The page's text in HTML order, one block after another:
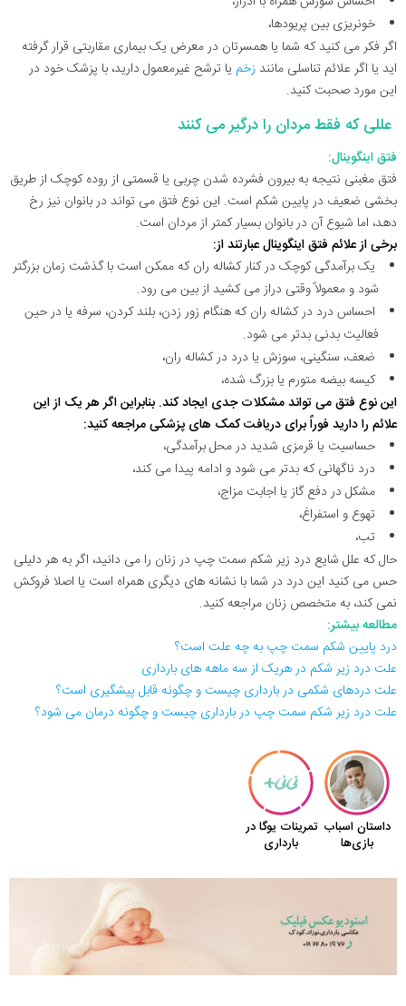
خونریزی بین پریودها،
اگر فکر می کنید که شما یا همسرتان در معرض یک بیماری مقاربتی قرار گرفته
اید یا اگر علائم تناسلی مانند زخم یا ترشح غیرمعمول دارید، با پزشک خود در
این مورد صحبت کنید.
عللی که فقط مردان را درگیر می کنند
فتق اینگوینال:
فتق مغبنی نتیجه به بیرون فشرده شدن چربی یا قسمتی از روده کوچک از طریق
بخشی ضعیف در پایین شکم است. این نوع فتق می تواند در بانوان نیز رخ
دهد، اما شیوع آن در بانوان بسیار کمتر از مردان است.
برخی از علائم فتق اینگوینال عبارتند از:
یک برآمدگی کوچک در کنار کشاله ران که ممکن است با گذشت زمان بزرگتر
شود و معمولاً وقتی دراز می کشید از بین می رود.
احساس درد در کشاله ران که هنگام زور زدن، بلند کردن، سرفه یا در حین
فعالیت بدنی بدتر می شود.
ضعف، سنگینی، سوزش یا درد در کشاله ران،
کیسه بیضه متورم یا بزرگ شده،
این نوع فتق می تواند مشکلات جدی ایجاد کند. بنابراین اگر هر یک از این
علائم را دارید فوراً برای دریافت کمک های پزشکی مراجعه کنید:
حساسیت یا قرمزی شدید در محل برآمدگی،
درد ناگهانی که بدتر می شود و ادامه پیدا می کند،
مشکل در دفع گاز یا اجابت مزاج،
تهوع و استفراغ،
تب،
حال که علل شایع درد زیر شکم سمت چپ در زنان را می دانید، اگر به هر دلیلی
حس می کنید این درد در شما با نشانه های دیگری همراه است یا اصلا فروکش
نمی کند، به متخصص زنان مراجعه کنید.
مطالعه بیشتر:
درد پایین شکم سمت چپ به چه علت است؟
علت درد زیر شکم در هریک از سه ماهه های بارداری
علت دردهای شکمی در بارداری چیست و چگونه قابل پیشگیری است؟
علت درد زير شکم سمت چپ در بارداری چیست و چگونه درمان می شود؟